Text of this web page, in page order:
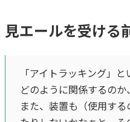
見エールを受ける
「アイトラッキング」
どのように関係するのか
また、装置も（使用す